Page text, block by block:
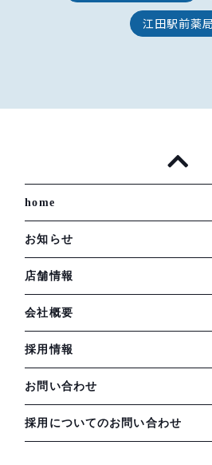
江田駅前薬局
home
お知らせ
店舗情報
会社概要
採用情報
お問い合わせ
採用についてのお問い合わせ